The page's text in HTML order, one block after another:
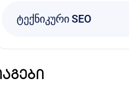
ტექნიკური SEO